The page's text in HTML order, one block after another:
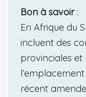
Bon à savoir:
En Afrique du
incluent des
provinciales et
récent